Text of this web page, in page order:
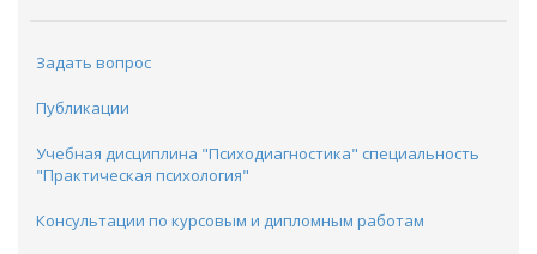
Задать вопрос
Публикации
Учебная дисциплина "Психодиагностика" специальность
"Практическая психология"
Консультации по курсовым и дипломным работам